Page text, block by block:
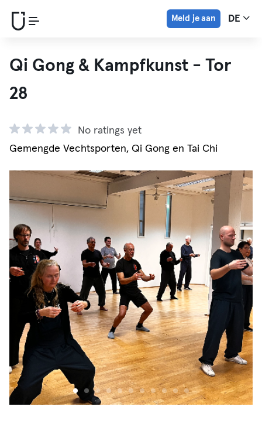
Meld je aan DE
Qi Gong & Kampfkunst - Tor
28
No ratings yet
Gemengde Vechtsporten, Qi Gong en Tai Chi